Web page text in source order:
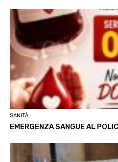
SANITÀ
EMERGENZA SANGUE AL